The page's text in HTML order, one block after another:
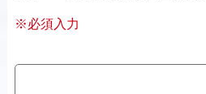
※必須入力